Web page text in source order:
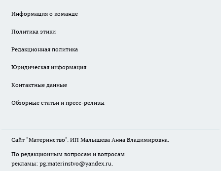
Информация о команде
Политика этики
Редакционная политика
Юридическая информация
Контактные данные
Обзорные статьи и пресс-релизы
Сайт "Материнство". ИП Малышева Анна Владимировна.
По редакционным вопросам и вопросам
рекламы: pg.materinstvo@yandex.ru.